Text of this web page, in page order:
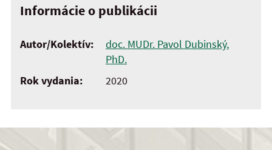
Informácie o publikácii
Autor/Kolektív:
doc. MUDr. Pavol Dubinský,
PhD.
Rok vydania:
2020